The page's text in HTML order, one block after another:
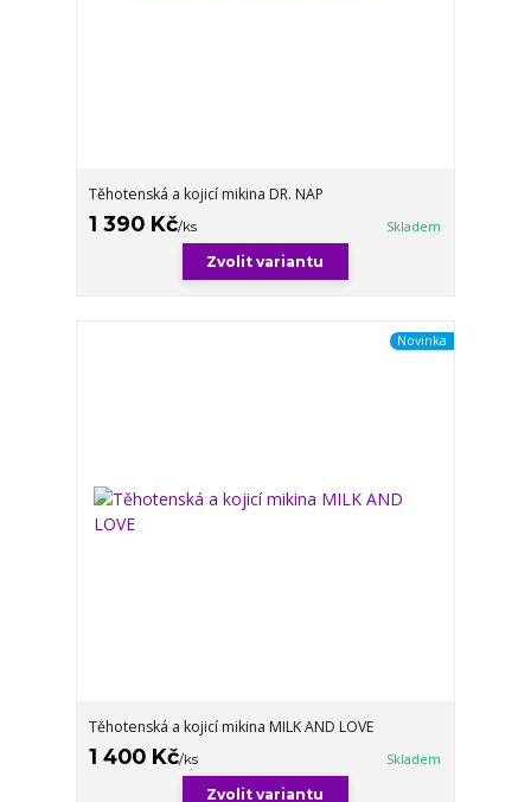
Těhotenská a kojicí mikina DR. NAP
1 390 Kč/ks Skladem
Zvolit variantu
Novinka
Těhotenská a kojicí mikina MILK AND LOVE
1 400 Kč/ks Skladem
Zvolit variantu